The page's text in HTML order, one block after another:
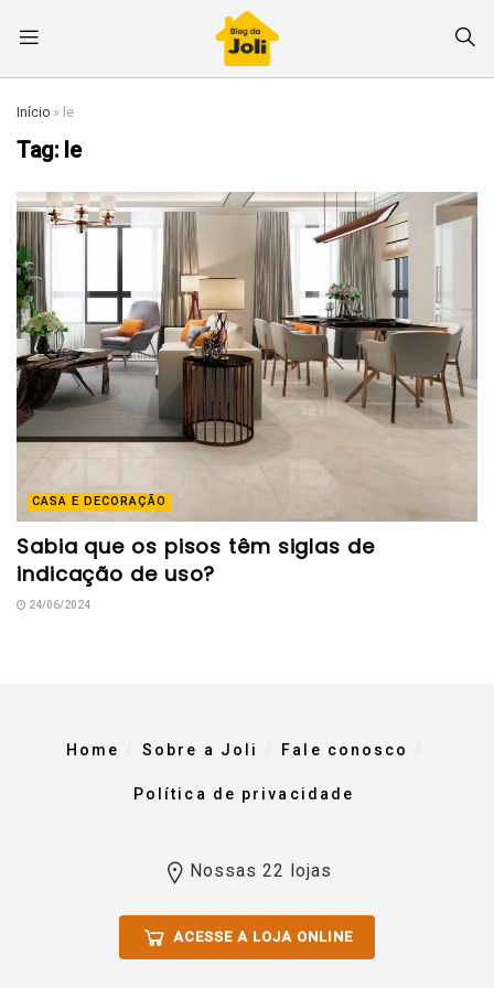
Início » le
Tag: le
CASA E DECORAÇÃO
Sabia que os pisos têm siglas de
indicação de uso?
24/06/2024
Home Sobre a Joli Fale conosco
Política de privacidade
Nossas 22 lojas
ACESSE A LOJA ONLINE